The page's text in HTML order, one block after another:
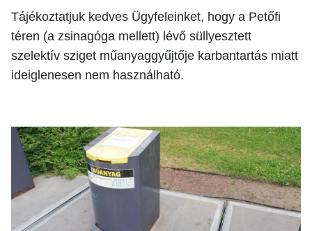
Tájékoztatjuk kedves Ügyfeleinket, hogy a Petőfi
téren (a zsinagóga mellett) lévő süllyesztett
szelektív sziget műanyaggyűjtője karbantartás miatt
ideiglenesen nem használható.